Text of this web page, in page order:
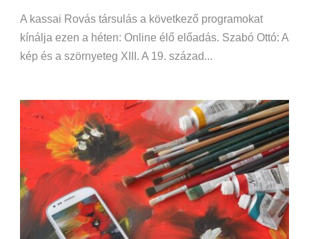
A kassai Rovás társulás a következő programokat
kínálja ezen a héten: Online élő előadás. Szabó Ottó: A
kép és a szörnyeteg XIII. A 19. század...